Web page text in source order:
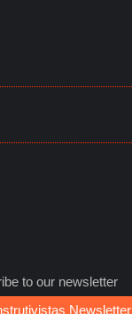
to our newsletter
Newsletter